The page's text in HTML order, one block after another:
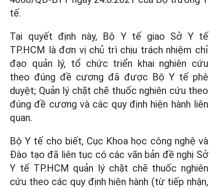
tế.
Tại quyết định này, Bộ Y tế giao Sở Y tế
TP.HCM là đơn vị chủ trì chịu trách nhiệm chỉ
đạo quản lý, tổ chức triển khai nghiên cứu
theo đúng đề cương đã được Bộ Y tế phê
duyệt; Quản lý chặt chẽ thuốc nghiên cứu theo
đúng đề cương và các quy định hiện hành liên
quan.
Bộ Y tế cho biết, Cục Khoa học công nghệ và
Đào tạo đã liên tục có các văn bản đề nghị Sở
Y tế TP.HCM quản lý chặt chẽ thuốc nghiên
cứu theo các quy định hiện hành (từ tiếp nhận,